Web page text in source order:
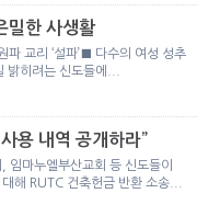
밀한 사생활
교리 ‘설파’■ 다수의 여성 성추
밝히려는 신도들에...
용 내역 공개하라”
임마누엘부산교회 등 신도들이
해 RUTC 건축헌금 반환 소송...